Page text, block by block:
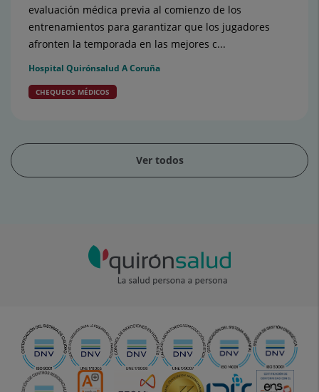
evaluación médica previa al comienzo de los
entrenamientos para garantizar que los jugadores
afronten la temporada en las mejores c...
Hospital Quirónsalud A Coruña
CHEQUEOS MÉDICOS
Ver todos